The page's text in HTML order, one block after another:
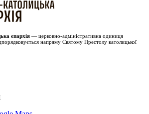
єпархія — церковно-адміністративна одиниця
напряму Святому Престолу католицької